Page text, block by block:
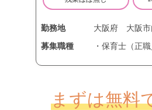
勤務地 大阪府 大阪
募集職種
・保育士（正
まずは無料